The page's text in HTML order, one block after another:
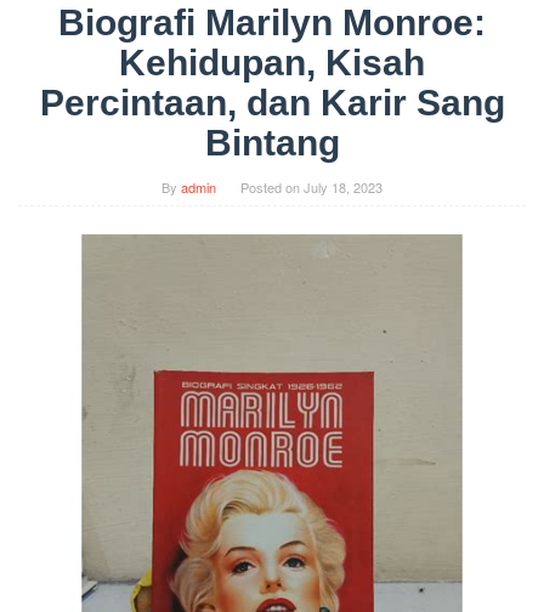
Biografi Marilyn Monroe:
Kehidupan, Kisah
Percintaan, dan Karir Sang
Bintang
By admin Posted onJuly 18, 2023